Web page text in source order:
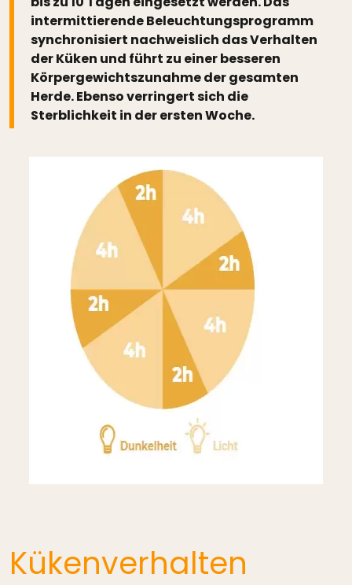
intermittierende Beleuchtungsprogramm
synchronisiert nachweislich das Verhalten
der Küken und führt zu einer besseren
Körpergewichtszunahme der gesamten
Herde. Ebenso verringert sich die
Sterblichkeit in der ersten Woche.
Kükenverhalten